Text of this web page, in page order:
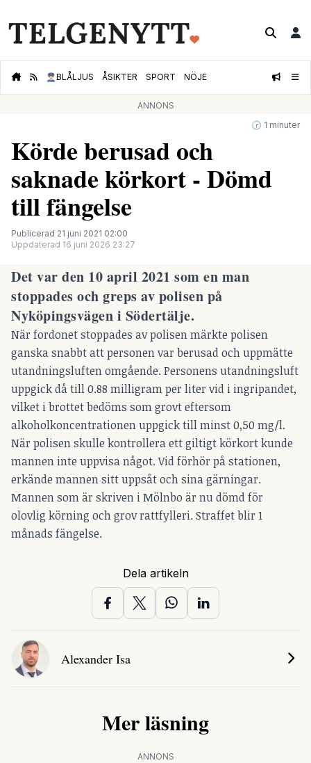
👮🏻‍♂️BLÅLJUS ÅSIKTER SPORT NÖJE
ANNONS
🕝 1 minuter
Körde berusad och
saknade körkort - Dömd
till fängelse
Publicerad 21 juni 2021 02:00
Uppdaterad 16 juni 2026 23:27
Det var den 10 april 2021 som en man
stoppades och greps av polisen på
Nyköpingsvägen i Södertälje.
När fordonet stoppades av polisen märkte polisen
ganska snabbt att personen var berusad och uppmätte
utandningsluften omgående. Personens utandningsluft
uppgick då till 0.88 milligram per liter vid i ingripandet,
vilket i brottet bedöms som grovt eftersom
alkoholkoncentrationen uppgick till minst 0,50 mg/l.
När polisen skulle kontrollera ett giltigt körkort kunde
mannen inte uppvisa något. Vid förhör på stationen,
erkände mannen sitt uppsåt och sina gärningar.
Mannen som är skriven i Mölnbo är nu dömd för
olovlig körning och grov rattfylleri. Straffet blir 1
månads fängelse.
Dela artikeln
Alexander Isa
Mer läsning
ANNONS